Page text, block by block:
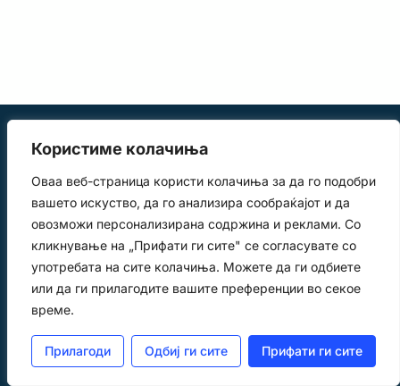
Користиме колачиња
Оваа веб-страница користи колачиња за да го подобри
вашето искуство, да го анализира сообраќајот и да
овозможи персонализирана содржина и реклами. Со
кликнување на „Прифати ги сите" се согласувате со
употребата на сите колачиња. Можете да ги одбиете
или да ги прилагодите вашите преференции во секое
време.
Прилагоди Одбиј ги сите Прифати ги сите
Крстарења За нас
Контакт Летови
Побарај Понуда
info@elmundo.com.mk
+389 2 3051748
+389 78 407540
© 2025. Сите права се
задржани